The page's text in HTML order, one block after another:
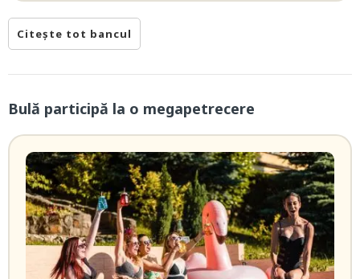
Citește tot bancul
Bulă participă la o megapetrecere